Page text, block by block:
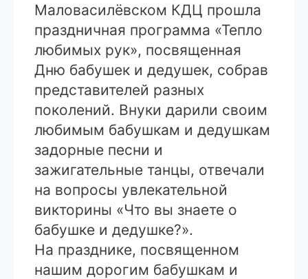
Маловасилёвском КДЦ прошла
праздничная программа «Тепло
любимых рук», посвященная
Дню бабушек и дедушек, собрав
представителей разных
поколений. Внуки дарили своим
любимым бабушкам и дедушкам
задорные песни и
зажигательные танцы, отвечали
на вопросы увлекательной
викторины «Что вы знаете о
бабушке и дедушке?».
На празднике, посвященном
нашим дорогим бабушкам и